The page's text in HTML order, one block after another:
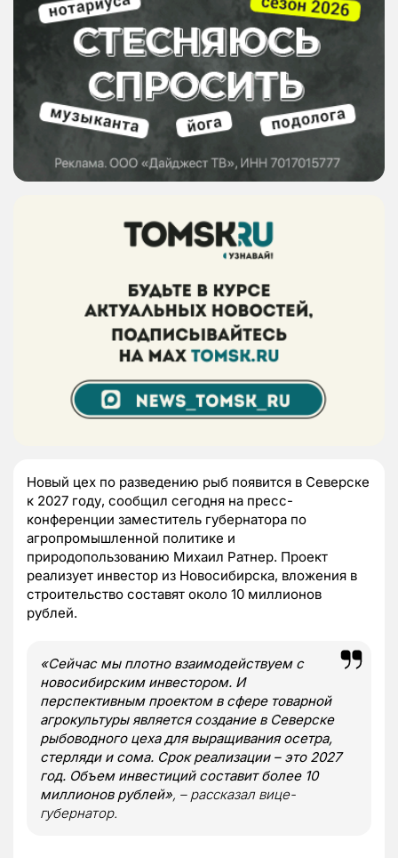
Новый цех по разведению рыб появится в Северске
к 2027 году, сообщил сегодня на пресс-
конференции заместитель губернатора по
агропромышленной политике и
природопользованию Михаил Ратнер. Проект
реализует инвестор из Новосибирска, вложения в
строительство составят около 10 миллионов
рублей.
«Сейчас мы плотно взаимодействуем с
новосибирским инвестором. И
перспективным проектом в сфере товарной
агрокультуры является создание в Северске
рыбоводного цеха для выращивания осетра,
стерляди и сома. Срок реализации – это 2027
год. Объем инвестиций составит более 10
миллионов рублей», – рассказал вице-
губернатор.